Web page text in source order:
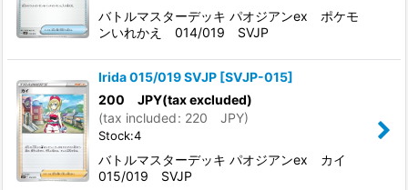
バトルマスターデッキ パオジアンex ポケモ
ンいれかえ 014/019 SVJP
Irida 015/019 SVJP [SVJP-015]
200 JPY(tax excluded)
(tax included: 220 JPY)
Stock:4
バトルマスターデッキ パオジアンex カイ
015/019 SVJP